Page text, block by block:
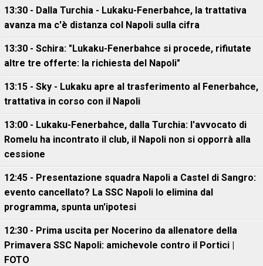
13:30 - Dalla Turchia - Lukaku-Fenerbahce, la trattativa
avanza ma c'è distanza col Napoli sulla cifra
13:30 - Schira: "Lukaku-Fenerbahce si procede, rifiutate
altre tre offerte: la richiesta del Napoli"
13:15 - Sky - Lukaku apre al trasferimento al Fenerbahce,
trattativa in corso con il Napoli
13:00 - Lukaku-Fenerbahce, dalla Turchia: l'avvocato di
Romelu ha incontrato il club, il Napoli non si opporrà alla
cessione
12:45 - Presentazione squadra Napoli a Castel di Sangro:
evento cancellato? La SSC Napoli lo elimina dal
programma, spunta un'ipotesi
12:30 - Prima uscita per Nocerino da allenatore della
Primavera SSC Napoli: amichevole contro il Portici |
FOTO